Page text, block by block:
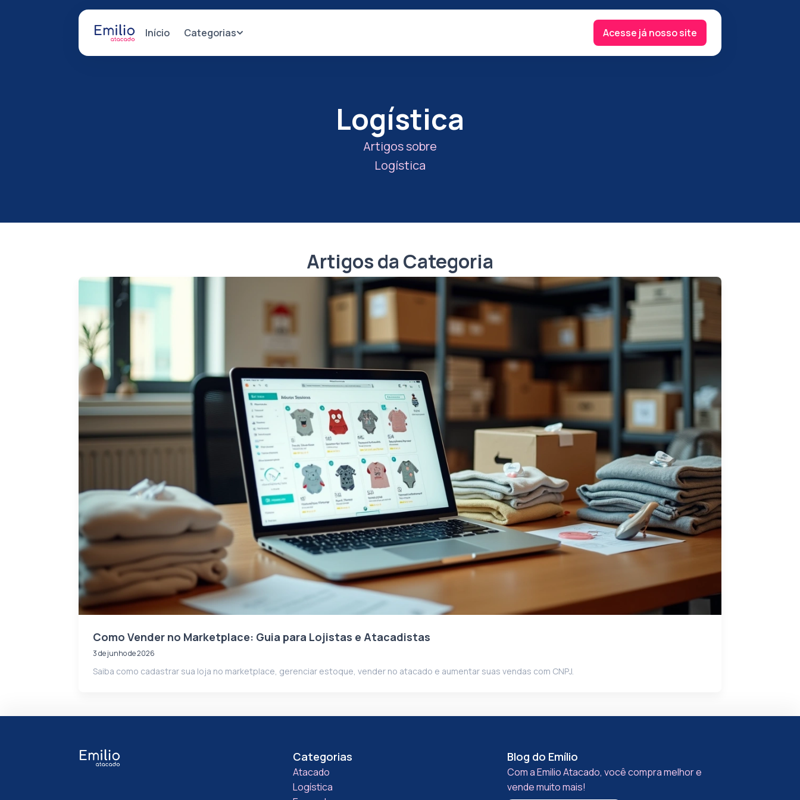
Início Categorias Acesse já nosso site
Logística
Artigos sobre
Logística
Artigos da Categoria
Como Vender no Marketplace: Guia para Lojistas e Atacadistas
3 de junho de 2026
Saiba como cadastrar sua loja no marketplace, gerenciar estoque, vender no atacado e aumentar suas vendas com CNPJ.
Categorias
Atacado
Logística
Blog do Emílio
Com a Emilio Atacado, você compra melhor e
vende muito mais!